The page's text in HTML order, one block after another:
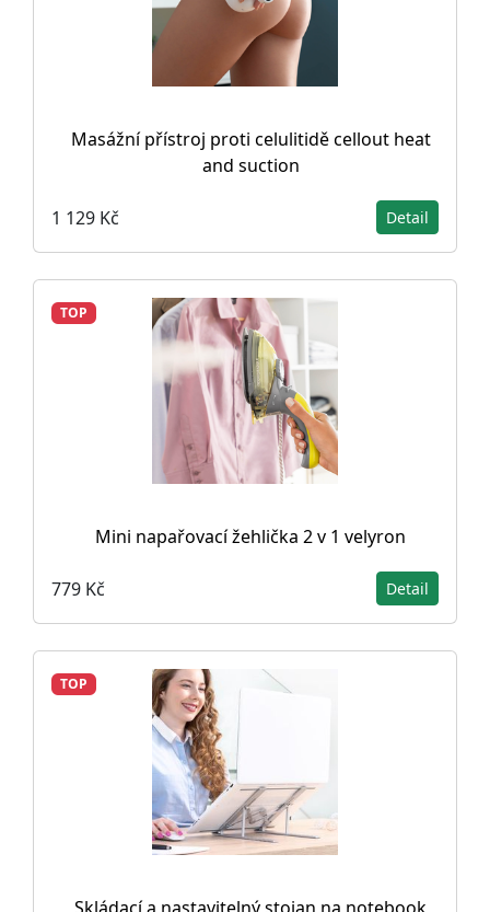
Masážní přístroj proti celulitidě cellout heat
and suction
1 129 Kč Detail
TOP
Mini napařovací žehlička 2 v 1 velyron
779 Kč Detail
TOP